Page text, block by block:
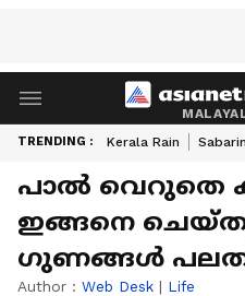
TRENDING : Kerala Rain
പാല്‍ വെറുതെ
ഇങ്ങനെ
ഗുണങ്ങള്‍
Author : Web Desk | Life